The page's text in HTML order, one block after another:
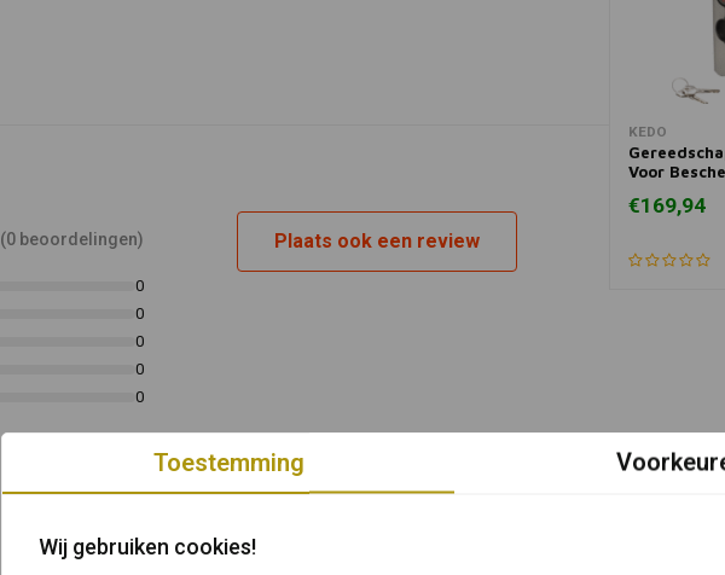
(0 beoordelingen)
0
0
0
0
0
Plaats ook een review
KEDO
Voor
€169,94
Toestemming
Wij gebruiken cookies!